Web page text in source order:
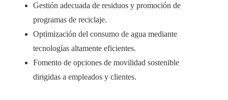
Gestión adecuada de residuos y promoción de
programas de reciclaje.
Optimización del consumo de agua mediante
tecnologías altamente eficientes.
Fomento de opciones de movilidad sostenible
dirigidas a empleados y clientes.